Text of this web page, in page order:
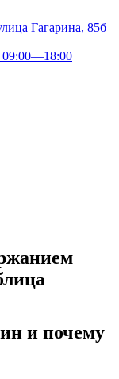
Гагарина, 85б
09:00—18:00
и почему